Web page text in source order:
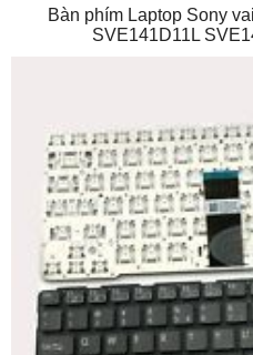
Bàn phím Laptop Sony
SVE141D11L